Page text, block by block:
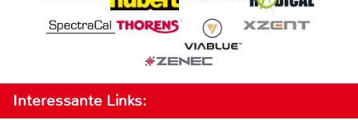
Interessante Links: